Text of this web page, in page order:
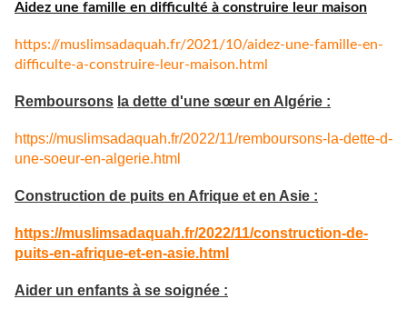
Aidez une famille en difficulté à construire leur maison
https://muslimsadaquah.fr/2021/10/aidez-une-famille-en-
difficulte-a-construire-leur-maison.html
Remboursons la dette d'une sœur en Algérie :
https://muslimsadaquah.fr/2022/11/remboursons-la-dette-d-
une-soeur-en-algerie.html
Construction de puits en Afrique et en Asie :
https://muslimsadaquah.fr/2022/11/construction-de-
puits-en-afrique-et-en-asie.html
Aider un enfants à se soignée :